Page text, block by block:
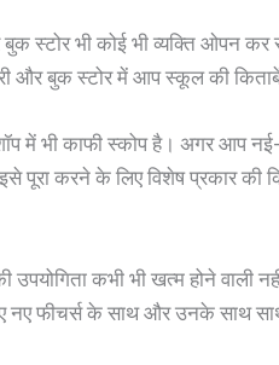
बुक स्टोर भी कोई भी व्यक्ति ओपन
बुक स्टोर में आप स्कूल की
में भी काफी स्कोप है। अगर आप नई-
इसे पूरा करने के लिए विशेष प्रकार
कभी भी खत्म होने वाली
नए फीचर्स के साथ और उनके साथ